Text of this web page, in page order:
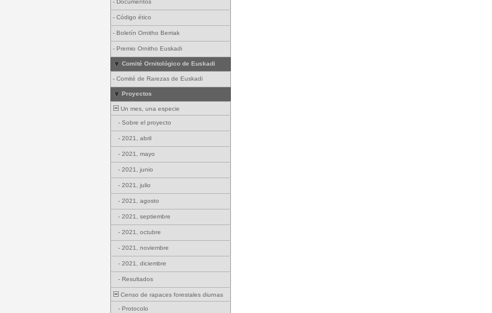
- Documentos
- Código ético
- Boletín Ornitho Berriak
- Premio Ornitho Euskadi
Comité Ornitológico de Euskadi
- Comité de Rarezas de Euskadi
Proyectos
Un mes, una especie
- Sobre el proyecto
- 2021, abril
- 2021, mayo
- 2021, junio
- 2021, julio
- 2021, agosto
- 2021, septiembre
- 2021, octubre
- 2021, noviembre
- 2021, diciembre
- Resultados
Censo de rapaces forestales diurnas
- Protocolo